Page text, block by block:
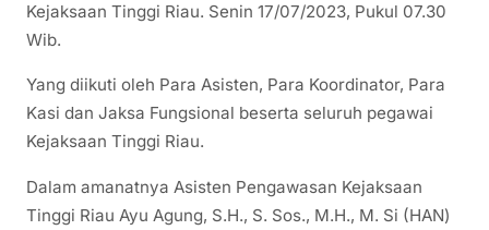
Kejaksaan Tinggi Riau. Senin 17/07/2023, Pukul 07.30
Wib.
Yang diikuti oleh Para Asisten, Para Koordinator, Para
Kasi dan Jaksa Fungsional beserta seluruh pegawai
Kejaksaan Tinggi Riau.
Dalam amanatnya Asisten Pengawasan Kejaksaan
Tinggi Riau Ayu Agung, S.H., S. Sos., M.H., M. Si (HAN)